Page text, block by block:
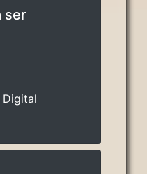
ser
Digital